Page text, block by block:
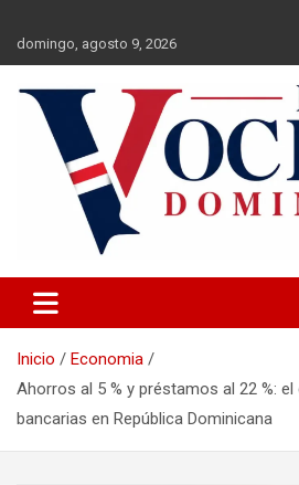
contenido
domingo, agosto 9, 2026
El Vocero
Inicio
Economia
Ahorros al 5 % y préstamos al 22 %:
bancarias en República Dominicana